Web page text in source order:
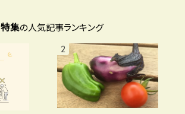
特集の人気記事ランキング
2